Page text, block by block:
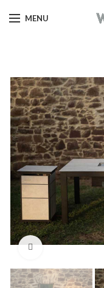
MENU
Click to enlarge